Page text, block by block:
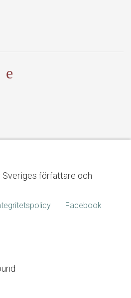
Sveriges författare och
Facebook